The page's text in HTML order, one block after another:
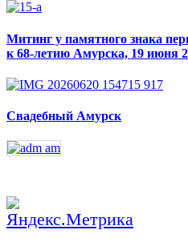
Митинг у памятного знака
к 68-летию Амурска, 19 июня
Свадебный Амурск